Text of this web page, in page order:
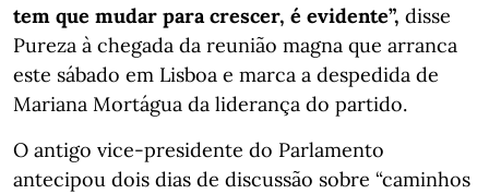
tem que mudar para crescer, é evidente”, disse
Pureza à chegada da reunião magna que arranca
este sábado em Lisboa e marca a despedida de
Mariana Mortágua da liderança do partido.
O antigo vice-presidente do Parlamento
antecipou dois dias de discussão sobre “caminhos